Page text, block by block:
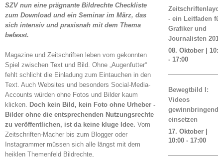
SZV nun eine prägnante Bildrechte Checkliste
zum Download und ein Seminar im März, das
sich intensiv und praxisnah mit dem Thema
befasst.
Magazine und Zeitschriften leben vom gekonnten
Spiel zwischen Text und Bild. Ohne „Augenfutter“
fehlt schlicht die Einladung zum Eintauchen in den
Text. Auch Websites und besonders Social-Media-
Accounts würden ohne Fotos und Bilder kaum
klicken. Doch kein Bild, kein Foto ohne Urheber -
Bilder ohne die entsprechenden Nutzungsrechte
zu veröffentlichen, ist da keine kluge Idee. Vom
Zeitschriften-Macher bis zum Blogger oder
Instagrammer müssen sich alle längst mit dem
heiklen Themenfeld Bildrechte,
- ein Leitfaden für
Grafiker und
Journalisten 2019
08. Oktober |
- 17:00
Bewegtbild I:
Videos
gewinnbringend
einsetzen
17. Oktober |
10:00- 17:00